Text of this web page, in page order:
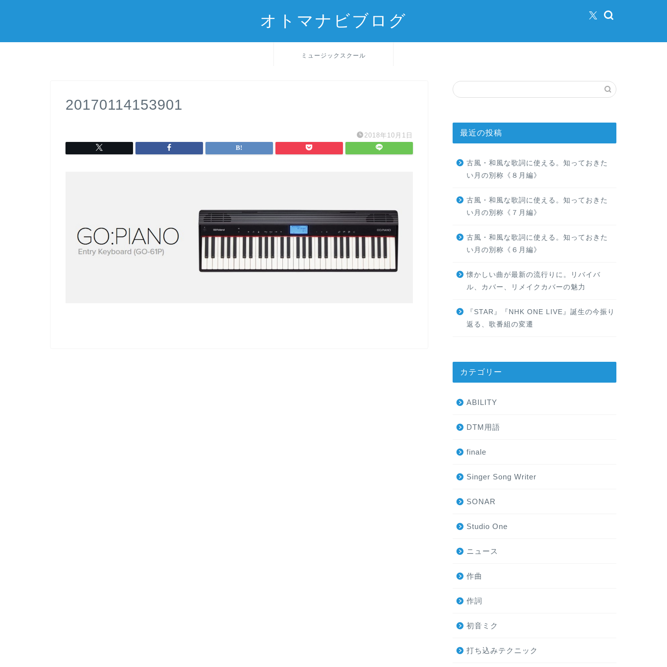
オトマナビブログ
ミュージックスクール
20170114153901
2018年10月1日 最近の投稿
古風・和風な歌詞に使える。知っておきた
い月の別称《８月編》
古風・和風な歌詞に使える。知っておきた
い月の別称《７月編》
古風・和風な歌詞に使える。知っておきた
い月の別称《６月編》
懐かしい曲が最新の流行りに。リバイバ
ル、カバー、リメイクカバーの魅力
『STAR』『NHK ONE LIVE』誕生の今振り
返る、歌番組の変遷
カテゴリー
ABILITY
DTM用語
finale
Singer Song Writer
SONAR
Studio One
ニュース
作曲
作詞
初音ミク
打ち込みテクニック